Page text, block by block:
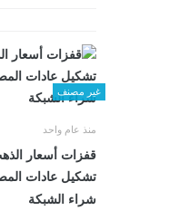
غير مصنف
منذ عام واحد
قفزات أسعار
تشكيل عادات
شراء الشبكة